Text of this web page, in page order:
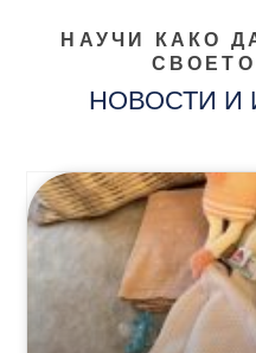
НАУЧИ КАКО
НОВОСТИ И